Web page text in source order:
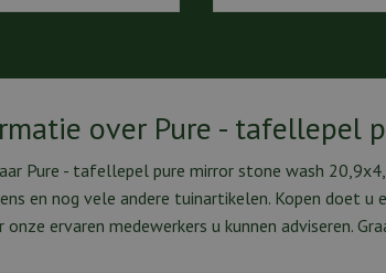
over Pure - tafellepel
Pure - tafellepel pure mirror stone wash
en nog vele andere tuinartikelen. Kopen doet
ervaren medewerkers u kunnen adviseren.